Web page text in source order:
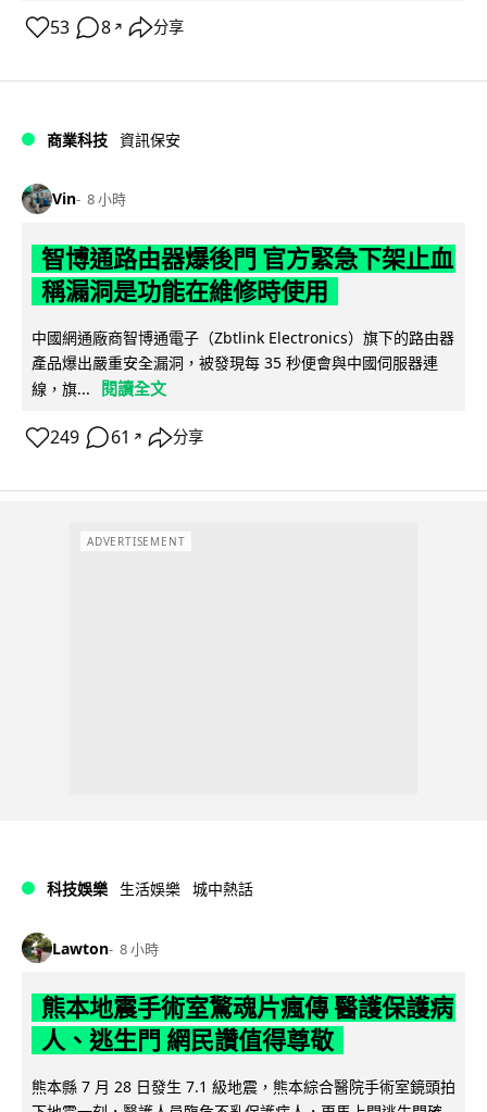
53 8 ↗ 分享
商業科技 資訊保安
Vin 8 小時
智博通路由器爆後門 官方緊急下架止血
稱漏洞是功能在維修時使用
中國網通廠商智博通電子（Zbtlink Electronics）旗下的路由器
產品爆出嚴重安全漏洞，被發現每 35 秒便會與中國伺服器連
線，旗...
閱讀全文
249 61 ↗ 分享
ADVERTISEMENT
科技娛樂 生活娛樂 城中熱話
Lawton 8 小時
熊本地震手術室驚魂片瘋傳 醫護保護病
人、逃生門 網民讚值得尊敬
熊本縣 7 月 28 日發生 7.1 級地震，熊本綜合醫院手術室鏡頭拍